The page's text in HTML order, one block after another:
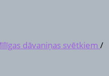
dāvaniņas svētkiem /